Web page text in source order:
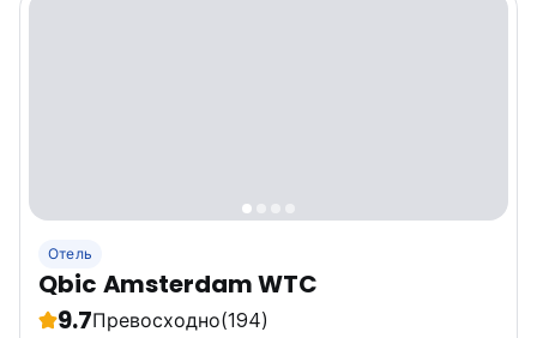
Отель
Qbic Amsterdam WTC
9.7Превосходно(194)